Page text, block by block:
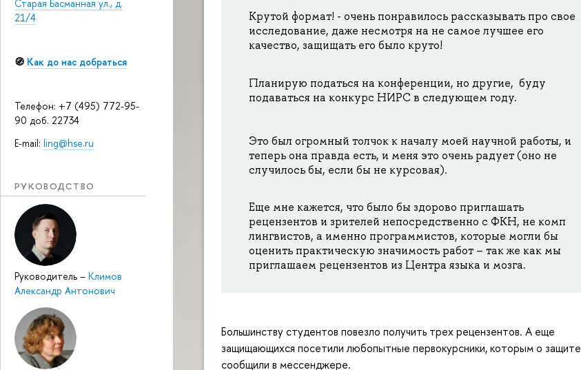
Старая Басманная ул., д.
21/4
🧭 Как до нас добраться
Телефон: +7 (495) 772-95-
90 доб. 22734
E-mail: ling@hse.ru
РУКОВОДСТВО
Руководитель – Климов
Александр Антонович
Крутой формат! - очень понравилось рассказывать про свое
исследование, даже несмотря на не самое лучшее его
качество, защищать его было круто!
Планирую податься на конференции, но другие, буду
подаваться на конкурс НИРС в следующем году.
Это был огромный толчок к началу моей научной работы, и
теперь она правда есть, и меня это очень радует (оно не
случилось бы, если бы не курсовая).
Еще мне кажется, что было бы здорово приглашать
рецензентов и зрителей непосредственно с ФКН, не комп
лингвистов, а именно программистов, которые могли бы
оценить практическую значимость работ – так же как мы
приглашаем рецензентов из Центра языка и мозга.
Большинству студентов повезло получить трех рецензентов. А еще
защищающихся посетили любопытные первокурсники, которым о защите
сообщили в мессенджере.